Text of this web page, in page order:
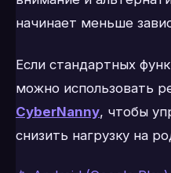
начинает меньше
Если стандартных
можно использовать
CyberNanny, чтобы
снизить нагрузку на